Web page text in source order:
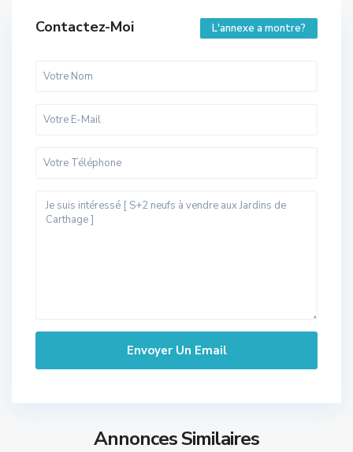
Contactez-Moi L'annexe a montre?
Annonces Similaires